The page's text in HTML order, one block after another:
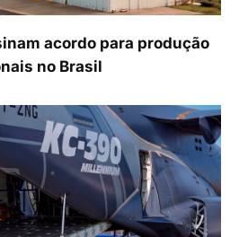
acordo para produção
no Brasil